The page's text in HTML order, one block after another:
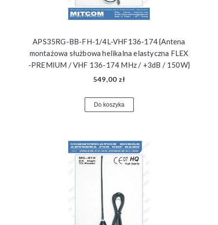
APS35RG-BB-FH-1/4L-VHF136-174 {Antena
montażowa służbowa helikalna elastyczna FLEX
-PREMIUM / VHF 136-174 MHz / +3dB / 150W}
549,00 zł
Do koszyka